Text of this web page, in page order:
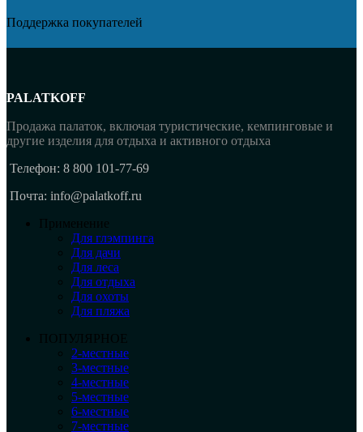
Поддержка покупателей
PALATKOFF
Продажа палаток, включая туристические, кемпинговые и
другие изделия для отдыха и активного отдыха
Телефон: 8 800 101-77-69
Почта: info@palatkoff.ru
Применение
Для глэмпинга
Для дачи
Для леса
Для отдыха
Для охоты
Для пляжа
ПОПУЛЯРНОЕ
2-местные
3-местные
4-местные
5-местные
6-местные
7-местные